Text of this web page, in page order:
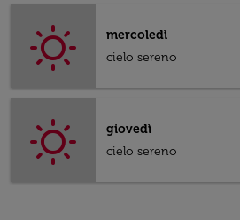
mercoledì
cielo sereno
giovedì
cielo sereno